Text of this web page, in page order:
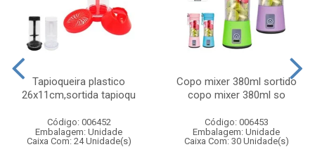
Tapioqueira plastico
26x11cm,sortida tapioqu
Código: 006452
Embalagem: Unidade
Caixa Com: 24 Unidade(s)
Copo mixer 380ml sortido
copo mixer 380ml so
Código: 006453
Embalagem: Unidade
Caixa Com: 30 Unidade(s)